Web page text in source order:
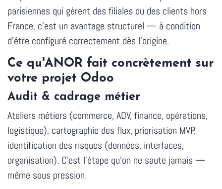
parisiennes qui gèrent des filiales ou des clients hors
France, c'est un avantage structurel — à condition
d'être configuré correctement dès l'origine.
Ce qu'ANOR fait concrètement sur
votre projet Odoo
Audit & cadrage métier
Ateliers métiers (commerce, ADV, finance, opérations,
logistique), cartographie des flux, priorisation MVP,
identification des risques (données, interfaces,
organisation). C'est l'étape qu'on ne saute jamais —
même sous pression.